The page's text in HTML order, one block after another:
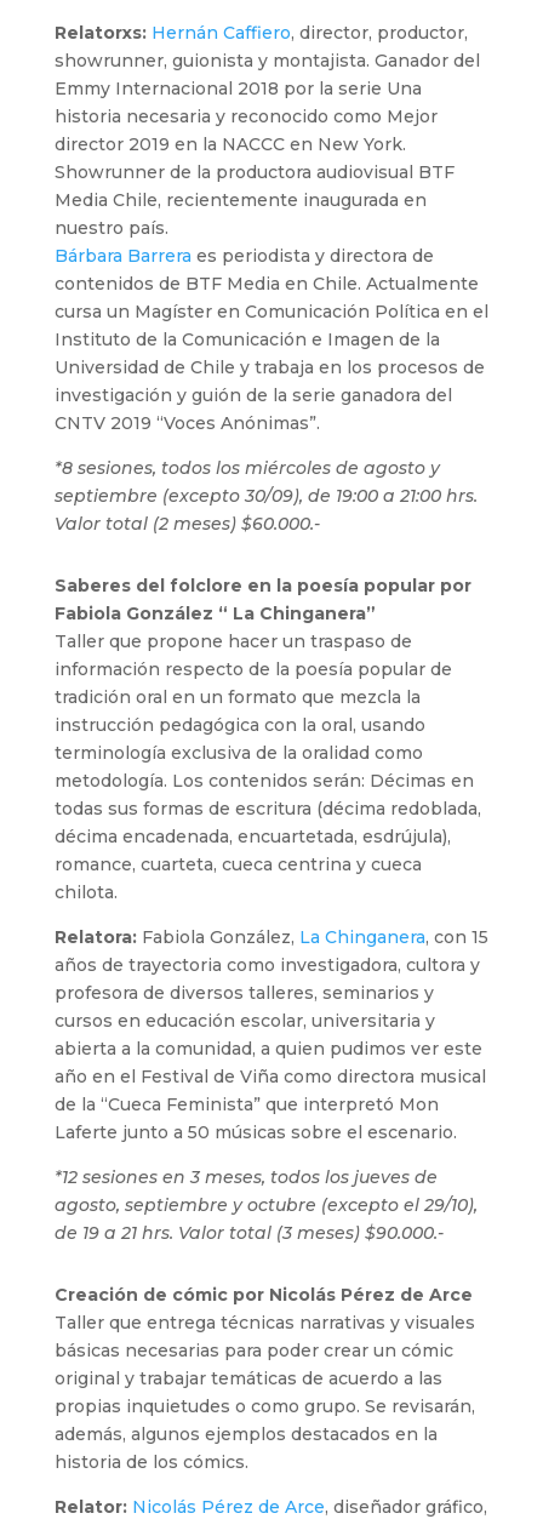
Relatorxs: Hernán Caffiero, director, productor,
showrunner, guionista y montajista. Ganador del
Emmy Internacional 2018 por la serie Una
historia necesaria y reconocido como Mejor
director 2019 en la NACCC en New York.
Showrunner de la productora audiovisual BTF
Media Chile, recientemente inaugurada en
nuestro país.
Bárbara Barrera es periodista y directora de
contenidos de BTF Media en Chile. Actualmente
cursa un Magíster en Comunicación Política en el
Instituto de la Comunicación e Imagen de la
Universidad de Chile y trabaja en los procesos de
investigación y guión de la serie ganadora del
CNTV 2019 “Voces Anónimas”.
*8 sesiones, todos los miércoles de agosto y
septiembre (excepto 30/09), de 19:00 a 21:00 hrs.
Valor total (2 meses) $60.000.-
Saberes del folclore en la poesía popular por
Fabiola González “ La Chinganera”
Taller que propone hacer un traspaso de
información respecto de la poesía popular de
tradición oral en un formato que mezcla la
instrucción pedagógica con la oral, usando
terminología exclusiva de la oralidad como
metodología. Los contenidos serán: Décimas en
todas sus formas de escritura (décima redoblada,
décima encadenada, encuartetada, esdrújula),
romance, cuarteta, cueca centrina y cueca
chilota.
Relatora:Fabiola González, La Chinganera, con 15
años de trayectoria como investigadora, cultora y
profesora de diversos talleres, seminarios y
cursos en educación escolar, universitaria y
abierta a la comunidad, a quien pudimos ver este
año en el Festival de Viña como directora musical
de la “Cueca Feminista” que interpretó Mon
Laferte junto a 50 músicas sobre el escenario.
*12 sesiones en 3 meses, todos los jueves de
agosto, septiembre y octubre (excepto el 29/10),
de 19 a 21 hrs. Valor total (3 meses) $90.000.-
Creación de cómic por Nicolás Pérez de Arce
Taller que entrega técnicas narrativas y visuales
básicas necesarias para poder crear un cómic
original y trabajar temáticas de acuerdo a las
propias inquietudes o como grupo. Se revisarán,
además, algunos ejemplos destacados en la
historia de los cómics.
Relator: Nicolás Pérez de Arce, diseñador gráfico,